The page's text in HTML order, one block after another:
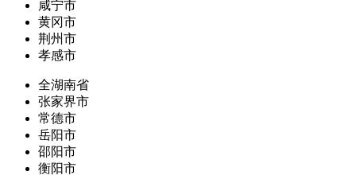
咸宁市
黄冈市
荆州市
孝感市
全湖南省
张家界市
常德市
岳阳市
邵阳市
衡阳市